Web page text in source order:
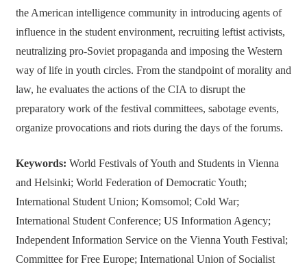
the American intelligence community in introducing agents of
influence in the student environment, recruiting leftist activists,
neutralizing pro-Soviet propaganda and imposing the Western
way of life in youth circles. From the standpoint of morality and
law, he evaluates the actions of the CIA to disrupt the
preparatory work of the festival committees, sabotage events,
organize provocations and riots during the days of the forums.
Keywords: World Festivals of Youth and Students in Vienna
and Helsinki; World Federation of Democratic Youth;
International Student Union; Komsomol; Cold War;
International Student Conference; US Information Agency;
Independent Information Service on the Vienna Youth Festival;
Committee for Free Europe; International Union of Socialist